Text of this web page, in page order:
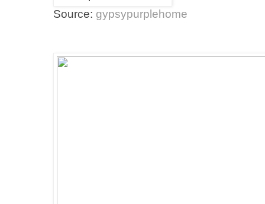
Source: gypsypurplehome